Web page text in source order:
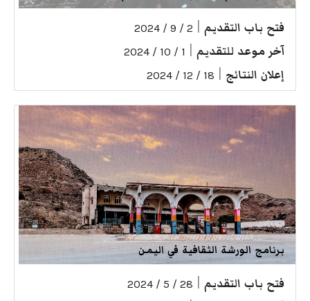
فتح باب التقديم 2 / 9 / 2024
آخر موعد للتقديم 1 / 10 / 2024
إعلان النتائج 18 / 12 / 2024
برنامج الورشة الثقافية في اليمن
فتح باب التقديم 28 / 5 / 2024